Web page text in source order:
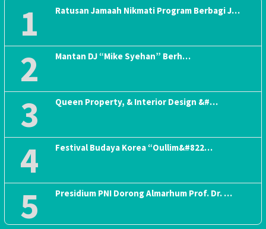
1 Ratusan Jamaah Nikmati Program Berbagi J…
2 Mantan DJ “Mike Syehan” Berh…
3 Queen Property, & Interior Design &#…
4 Festival Budaya Korea “Oullim&#822…
5 Presidium PNI Dorong Almarhum Prof. Dr. …